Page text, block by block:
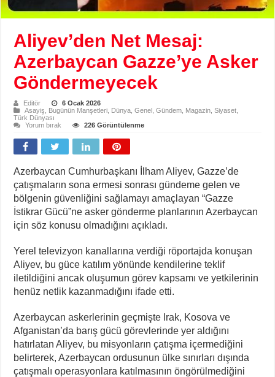
Aliyev’den Net Mesaj:
Azerbaycan Gazze’ye Asker
Göndermeyecek
Editör
6 Ocak 2026
Asayiş
Bugünün Manşetleri Dünya ,Genel ,Gündem Magazin ,Siyaset
Türk Dünyası
Yorum bırak
226 Görüntülenme
Azerbaycan Cumhurbaşkanı İlham Aliyev, Gazze’de
çatışmaların sona ermesi sonrası gündeme gelen ve
bölgenin güvenliğini sağlamayı amaçlayan “Gazze
İstikrar Gücü”ne asker gönderme planlarının Azerbaycan
için söz konusu olmadığını açıkladı.
Yerel televizyon kanallarına verdiği röportajda konuşan
Aliyev, bu güce katılım yönünde kendilerine teklif
iletildiğini ancak oluşumun görev kapsamı ve yetkilerinin
henüz netlik kazanmadığını ifade etti.
Azerbaycan askerlerinin geçmişte Irak, Kosova ve
Afganistan’da barış gücü görevlerinde yer aldığını
hatırlatan Aliyev, bu misyonların çatışma içermediğini
belirterek, Azerbaycan ordusunun ülke sınırları dışında
çatışmalı operasyonlara katılmasının öngörülmediğini